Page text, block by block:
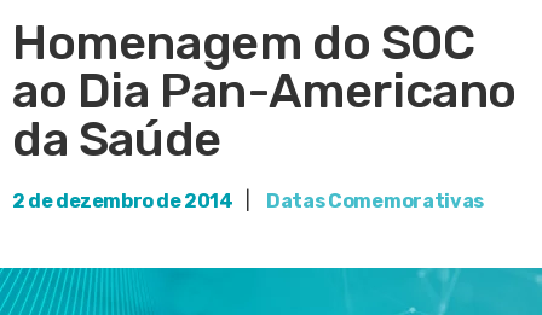
Homenagem do SOC
ao Dia Pan-Americano
da Saúde
2 de dezembro de 2014 Datas Comemorativas